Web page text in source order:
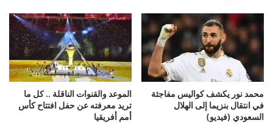
محمد نور يكشف كواليس مفاجئة
في انتقال بنزيما إلى الهلال
السعودي (فيديو)
الموعد والقنوات الناقلة .. كل ما
تريد معرفته عن حفل افتتاح كأس
أمم أفريقيا